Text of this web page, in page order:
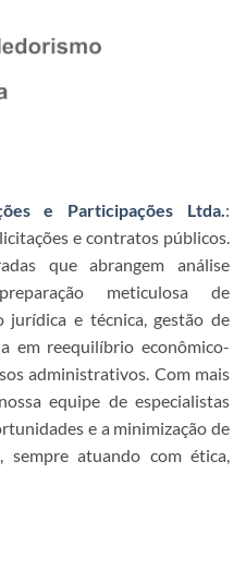
e Participações Ltda.:
e contratos públicos.
que abrangem análise
meticulosa de
jurídica e técnica, gestão de
em reequilíbrio econômico-
administrativos. Com mais
equipe de especialistas
e a minimização de
sempre atuando com ética,